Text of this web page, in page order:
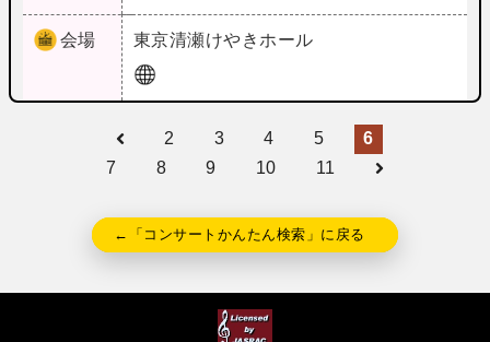
会場 東京清瀬けやきホール
2 3 4 5
6
7
8 9 10 11
←「コンサートかんたん検索」に戻る